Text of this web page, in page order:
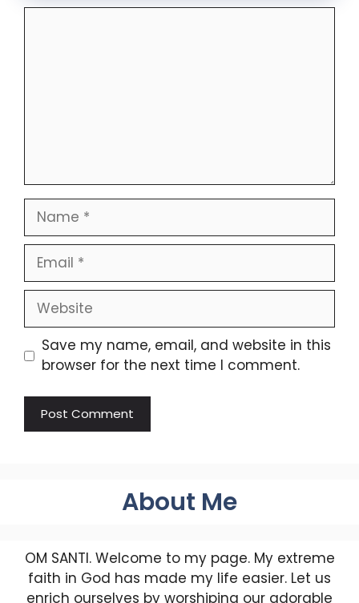
Name
Email
Website
Save my name, email, and website in this
browser for the next time I comment.
About Me
OM SANTI. Welcome to my page. My extreme
faith in God has made my life easier. Let us
enrich ourselves by worshiping our adorable